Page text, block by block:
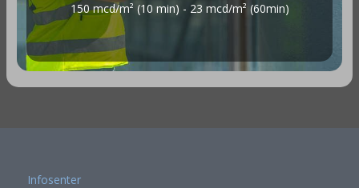
150 mcd/m² (10 min) - 23 mcd/m² (60min)
Infosenter